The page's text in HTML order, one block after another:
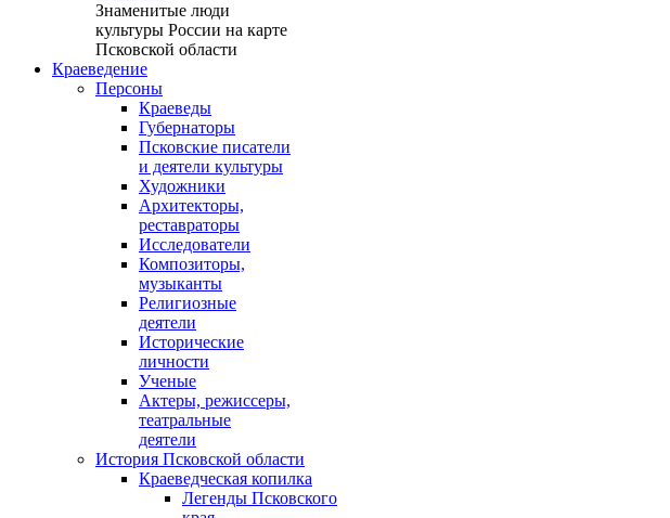
Знаменитые люди
культуры России на карте
Псковской области
Краеведение
Персоны
Краеведы
Губернаторы
Псковские писатели
и деятели культуры
Художники
Архитекторы,
реставраторы
Исследователи
Композиторы,
музыканты
Религиозные
деятели
Исторические
личности
Ученые
Актеры, режиссеры,
театральные
деятели
История Псковской области
Краеведческая копилка
Легенды Псковского